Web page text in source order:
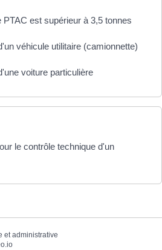
est supérieur à 3,5 tonnes
véhicule utilitaire (camionnette)
voiture particulière
le contrôle technique d'un
et administrative